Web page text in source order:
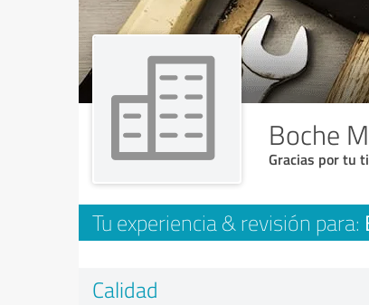
Boche
Gracias por tu
Tu experiencia & revisión para:
Calidad